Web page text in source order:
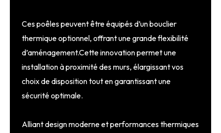
Ces poêles peuvent être équipés d’un bouclier
thermique optionnel, offrant une grande flexibilité
d’aménagement.Cette innovation permet une
installation à proximité des murs, élargissant vos
choix de disposition tout en garantissant une
sécurité optimale.
Alliant design moderne et performances thermiques